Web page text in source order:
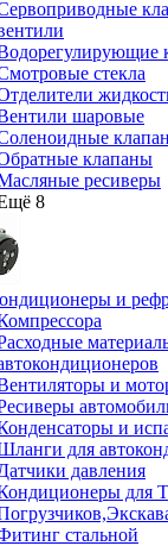
стекла
шаровые
клапаны
ресиверы
8
и
и
и
для
давления
для
стальной